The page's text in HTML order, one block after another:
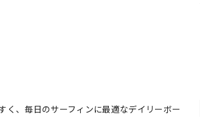
く、毎日のサーフィンに最適なデイリーボー